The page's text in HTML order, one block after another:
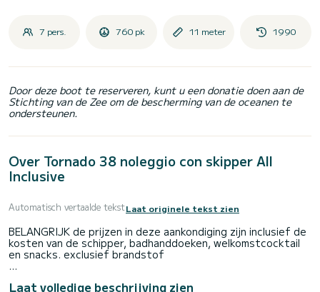
7 pers. 760 pk 11 meter 1990
Door deze boot te reserveren, kunt u een donatie doen aan de
Stichting van de Zee om de bescherming van de oceanen te
ondersteunen.
Over Tornado 38 noleggio con skipper All
Inclusive
Automatisch vertaalde tekstLaat originele tekst zien
BELANGRIJK de prijzen in deze aankondiging zijn inclusief de
kosten van de schipper, badhanddoeken, welkomstcocktail
en snacks. exclusief brandstof
schoonheid van de kust van Amalfi en Capri beter te
Laat volledige beschrijving zien